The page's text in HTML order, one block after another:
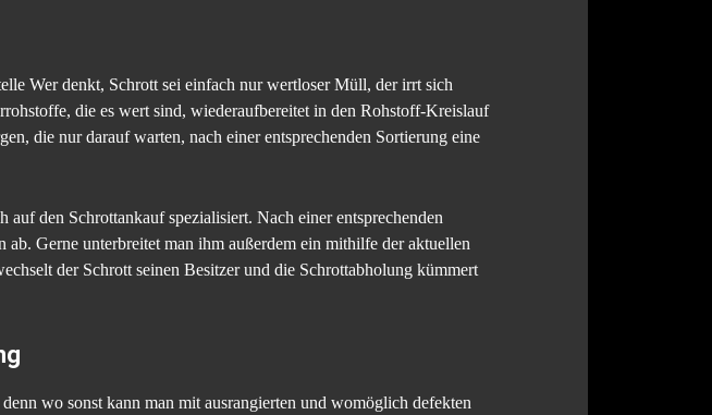
Wer denkt, Schrott sei einfach nur wertloser Müll, der irrt sich
die es wert sind, wiederaufbereitet in den Rohstoff-Kreislauf
die nur darauf warten, nach einer entsprechenden Sortierung eine
den Schrottankauf spezialisiert. Nach einer entsprechenden
Gerne unterbreitet man ihm außerdem ein mithilfe der aktuellen
der Schrott seinen Besitzer und die Schrottabholung kümmert
wo sonst kann man mit ausrangierten und womöglich defekten